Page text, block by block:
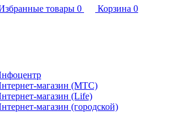
товары 0 Корзина 0
магазин (МТС)
магазин (Life)
магазин (городской)